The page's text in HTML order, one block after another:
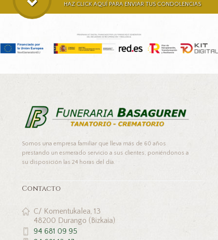
HAZ CLICK AQUÍ PARA ENVIAR TUS CONDOLENCIAS
Somos una empresa familiar que lleva más de 60 años
prestando un esmerado servicio a sus clientes, poniéndonos a
su disposición las 24 horas del día.
Contacto
C/ Komentukalea, 13
48200 Durango (Bizkaia)
94 681 09 95